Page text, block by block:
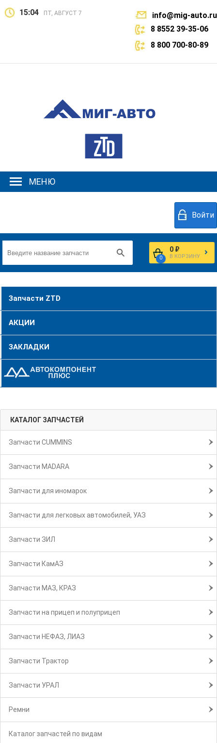
15:04 ПТ, АВГУСТ 7
info@mig-auto.ru
8 8552 39-35-06
8 800 700-80-89
МЕНЮ
Войти
0
0 ₽
В КОРЗИНУ
Запчасти ZTD
АКЦИИ
ЗАКЛАДКИ
КАТАЛОГ ЗАПЧАСТЕЙ
Запчасти CUMMINS
Запчасти MADARA
Запчасти для иномарок
Запчасти для легковых автомобилей, УАЗ
Запчасти ЗИЛ
Запчасти КамАЗ
Запчасти МАЗ, КРАЗ
Запчасти на прицеп и полуприцеп
Запчасти НЕФАЗ, ЛИАЗ
Запчасти Трактор
Запчасти УРАЛ
Ремни
Каталог запчастей по видам